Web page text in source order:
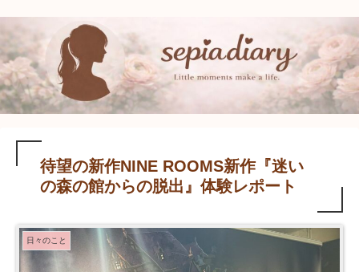
待望の新作NINE ROOMS新作『迷い
の森の館からの脱出』体験レポート
日々のこと